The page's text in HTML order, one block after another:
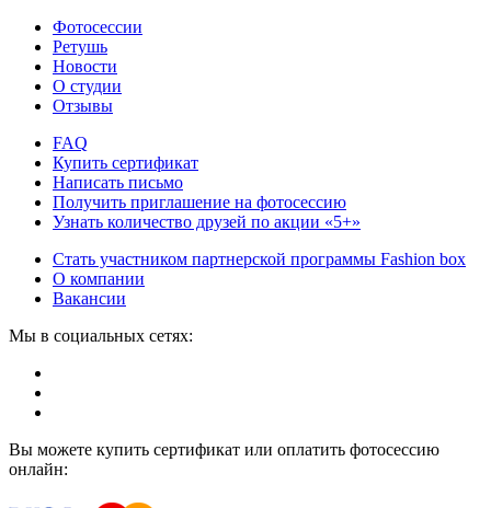
Фотосессии
Ретушь
Новости
О студии
Отзывы
FAQ
Купить сертификат
Написать письмо
Получить приглашение на фотосессию
Узнать количество друзей по акции «5+»
Стать участником партнерской программы Fashion box
О компании
Вакансии
Мы в социальных сетях:
Вы можете купить сертификат или оплатить фотосессию
онлайн: